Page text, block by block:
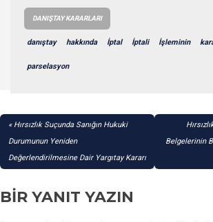
DANIŞTAY KARARLARI
danıştay hakkında İptal İptali İşleminin
parselasyon
YAZI
GEZINMESI
Hırsızlık Suçunda Sanığın Hukuki
Durumunun Yeniden
Değerlendirilmesine Dair Yargıtay Kararı
Belgelerinin
BIR YANIT YAZIN